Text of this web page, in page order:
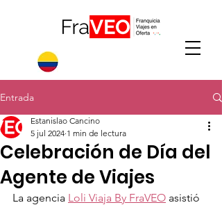
Entrada
Celebración de Día del
Agente de Viajes
Estanislao Cancino
5 jul 2024 1 min de lectura
La agencia Loli Viaja By FraVEO asistió